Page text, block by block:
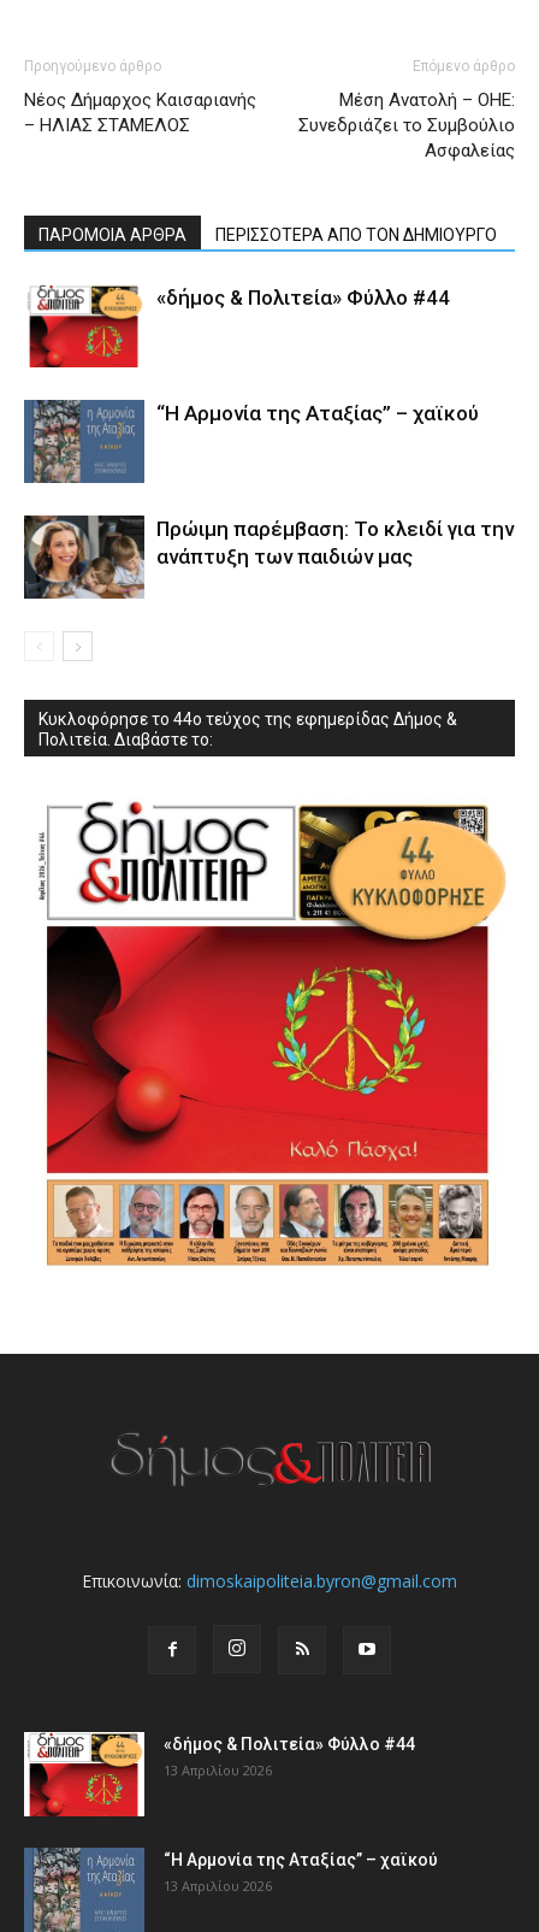
Προηγούμενο άρθρο
Νέος Δήμαρχος Καισαριανής
– ΗΛΙΑΣ ΣΤΑΜΕΛΟΣ
Επόμενο άρθρο
Μέση Ανατολή – ΟΗΕ:
Συνεδριάζει το Συμβούλιο
Ασφαλείας
ΠΑΡΟΜΟΙΑ ΑΡΘΡΑ ΠΕΡΙΣΣΟΤΕΡΑ ΑΠΟ ΤΟΝ ΔΗΜΙΟΥΡΓΟ
«δήμος & Πολιτεία» Φύλλο #44
“Η Αρμονία της Αταξίας” – χαϊκού
Πρώιμη παρέμβαση: Το κλειδί για την
ανάπτυξη των παιδιών µας
Κυκλοφόρησε το 44ο τεύχος της εφημερίδας Δήμος &
Πολιτεία. Διαβάστε το:
Επικοινωνία: dimoskaipoliteia.byron@gmail.com
«δήμος & Πολιτεία» Φύλλο #44
13 Απριλίου 2026
“Η Αρμονία της Αταξίας” – χαϊκού
13 Απριλίου 2026